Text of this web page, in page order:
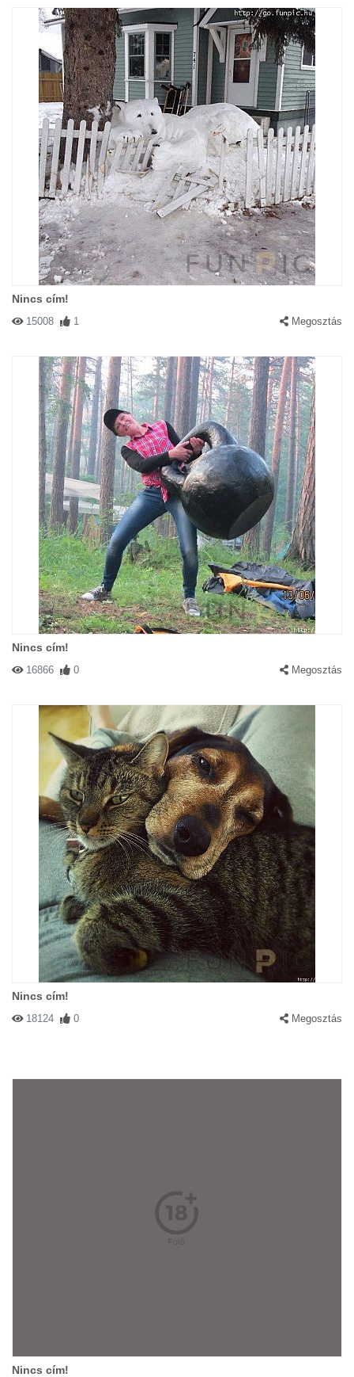
Nincs cím!
15008 1 Megosztás
Nincs cím!
16866 0 Megosztás
Nincs cím!
18124 0 Megosztás
Nincs cím!